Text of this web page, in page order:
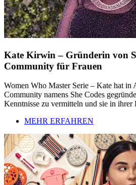
Kate Kirwin – Gründerin von
Community für Frauen
Women Who Master Serie – Kate hat in
Community namens She Codes
Kenntnisse zu vermitteln und sie in ihrer
MEHR ERFAHREN